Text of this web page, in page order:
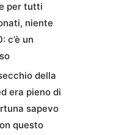
per tutti
niente
c’è un
della
era pieno di
sapevo
questo